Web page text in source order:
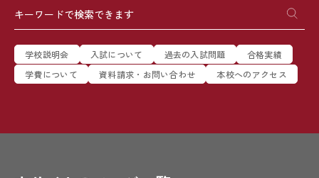
学校説明会 入試について 過去の入試問題
合格実績
学費について
資料請求・お問い合わせ 本校へのアクセス